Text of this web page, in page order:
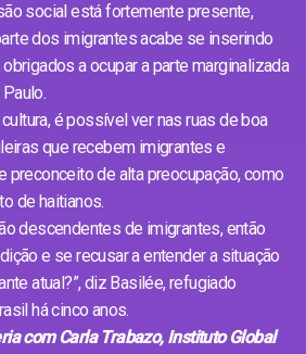
social está fortemente presente,
dos imigrantes acabe se inserindo
a ocupar a parte marginalizada
é possível ver nas ruas de boa
que recebem imigrantes e
de alta preocupação, como
de haitianos.
descendentes de imigrantes, então
e se recusar a entender a situação
atual?”, diz Basilée, refugiado
há cinco anos.
com Carla Trabazo, Instituto Global